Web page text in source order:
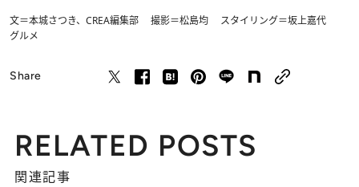
文＝本城さつき、CREA編集部 撮影＝松島均 スタイリング＝坂上嘉代
グルメ
Share
RELATED POSTS
関連記事